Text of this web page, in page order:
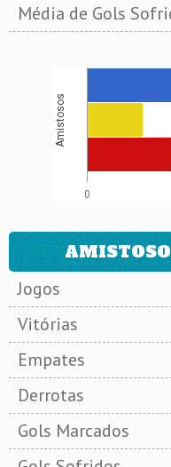
Média de Gols
0
Amistosos
Jogos
Vitórias
Empates
Derrotas
Gols Marcados